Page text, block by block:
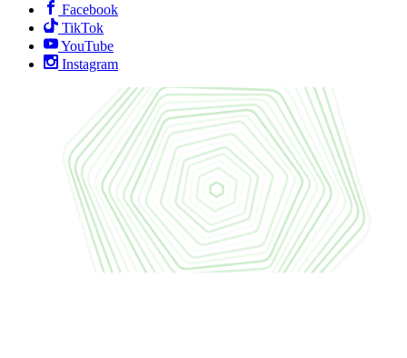
Facebook
TikTok
YouTube
Instagram